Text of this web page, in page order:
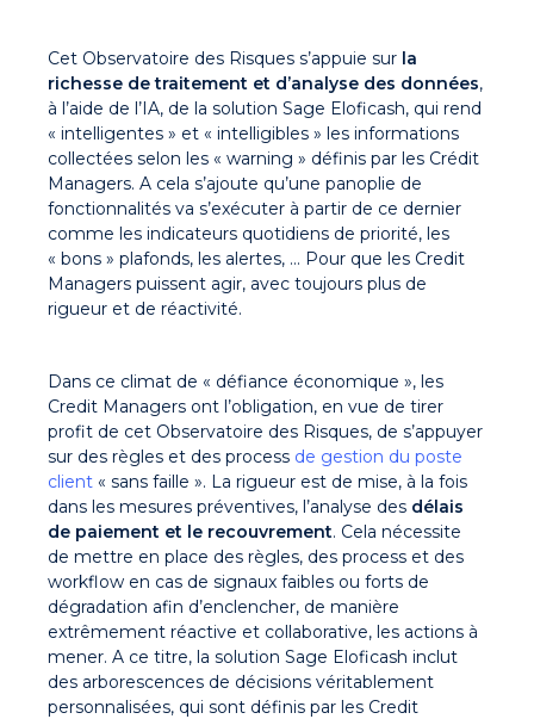
Cet Observatoire des Risques s’appuie sur la
richesse de traitement et d’analyse des données,
à l’aide de l’IA, de la solution Sage Eloficash, qui rend
« intelligentes » et « intelligibles » les informations
collectées selon les « warning » définis par les Crédit
Managers. A cela s’ajoute qu’une panoplie de
fonctionnalités va s’exécuter à partir de ce dernier
comme les indicateurs quotidiens de priorité, les
« bons » plafonds, les alertes, … Pour que les Credit
Managers puissent agir, avec toujours plus de
rigueur et de réactivité.
Dans ce climat de « défiance économique », les
Credit Managers ont l’obligation, en vue de tirer
profit de cet Observatoire des Risques, de s’appuyer
sur des règles et des process de gestion du poste
client « sans faille ». La rigueur est de mise, à la fois
dans les mesures préventives, l’analyse des délais
de paiement et le recouvrement. Cela nécessite
de mettre en place des règles, des process et des
workflow en cas de signaux faibles ou forts de
dégradation afin d’enclencher, de manière
extrêmement réactive et collaborative, les actions à
mener. A ce titre, la solution Sage Eloficash inclut
des arborescences de décisions véritablement
personnalisées, qui sont définis par les Credit